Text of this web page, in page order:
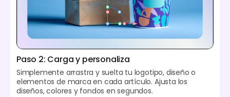
Paso 2: Carga y personaliza
Simplemente arrastra y suelta tu logotipo, diseño o
elementos de marca en cada artículo. Ajusta los
diseños, colores y fondos en segundos.